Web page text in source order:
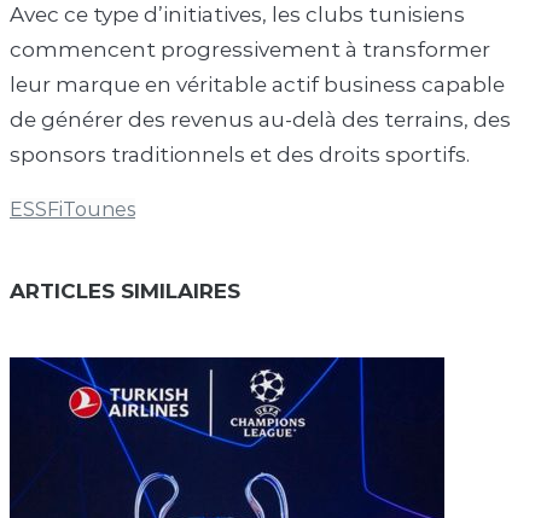
Avec ce type d’initiatives, les clubs tunisiens
commencent progressivement à transformer
leur marque en véritable actif business capable
de générer des revenus au-delà des terrains, des
sponsors traditionnels et des droits sportifs.
ESSFiTounes
ARTICLES SIMILAIRES